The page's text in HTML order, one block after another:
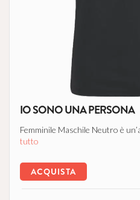
IO SONO UNA PERSONA
Femminile Maschile Neutro è
tutto
ACQUISTA